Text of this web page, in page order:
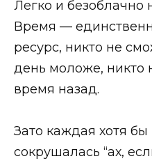
Легко и безоблачно
Время —
ресурс, никто не
день моложе, никто
время назад.
Зато каждая хотя
сокрушалась “ах,